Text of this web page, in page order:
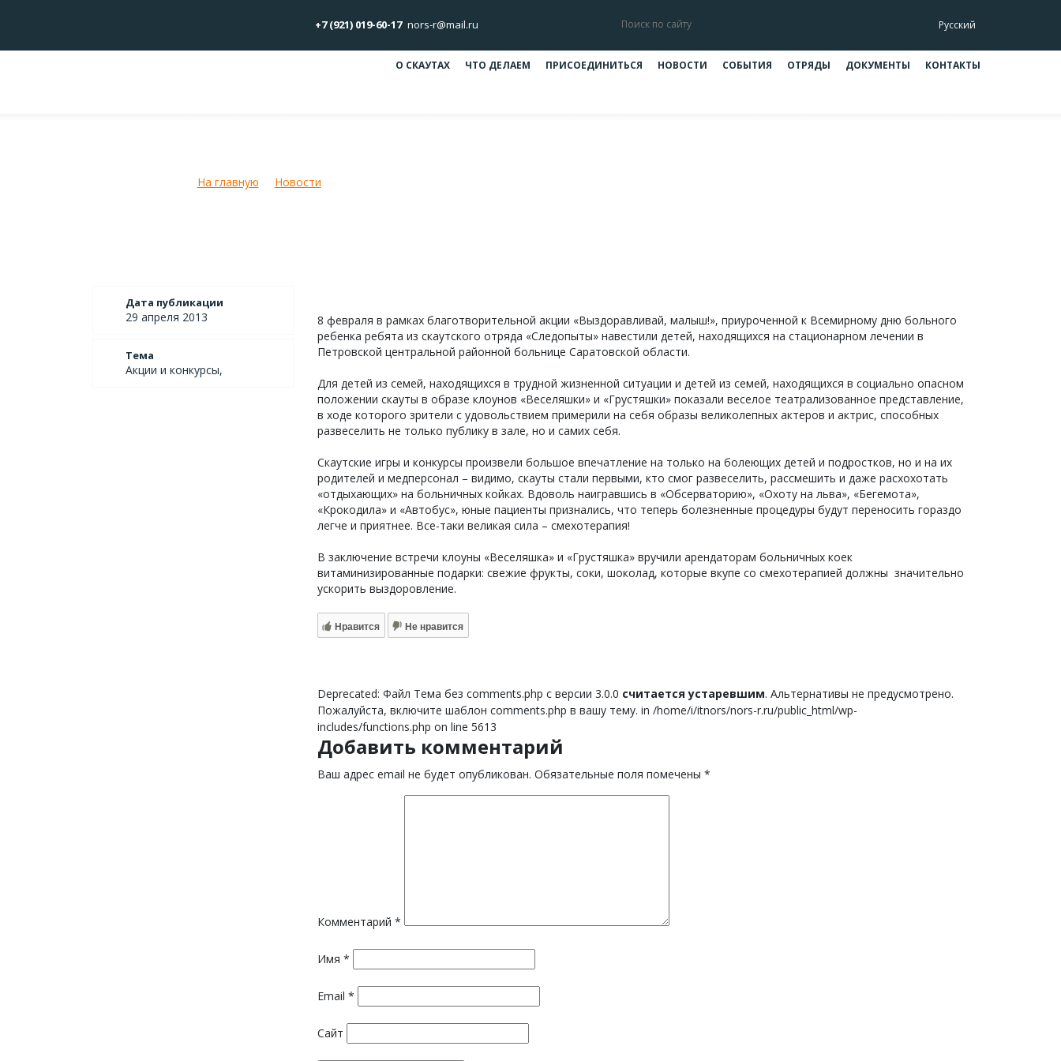
+7 (921) 019-60-17 nors-r@mail.ru Русский
О СКАУТАХ ЧТО ДЕЛАЕМ ПРИСОЕДИНИТЬСЯ НОВОСТИ СОБЫТИЯ ОТРЯДЫ ДОКУМЕНТЫ КОНТАКТЫ
На главную Новости
Дата публикации
29 апреля 2013
Тема
Акции и конкурсы,
8 февраля в рамках благотворительной акции «Выздоравливай, малыш!», приуроченной к Всемирному дню больного
ребенка ребята из скаутского отряда «Следопыты» навестили детей, находящихся на стационарном лечении в
Петровской центральной районной больнице Саратовской области.
Для детей из семей, находящихся в трудной жизненной ситуации и детей из семей, находящихся в социально опасном
положении скауты в образе клоунов «Веселяшки» и «Грустяшки» показали веселое театрализованное представление,
в ходе которого зрители с удовольствием примерили на себя образы великолепных актеров и актрис, способных
развеселить не только публику в зале, но и самих себя.
Скаутские игры и конкурсы произвели большое впечатление на только на болеющих детей и подростков, но и на их
родителей и медперсонал – видимо, скауты стали первыми, кто смог развеселить, рассмешить и даже расхохотать
«отдыхающих» на больничных койках. Вдоволь наигравшись в «Обсерваторию», «Охоту на льва», «Бегемота»,
«Крокодила» и «Автобус», юные пациенты признались, что теперь болезненные процедуры будут переносить гораздо
легче и приятнее. Все-таки великая сила – смехотерапия!
В заключение встречи клоуны «Веселяшка» и «Грустяшка» вручили арендаторам больничных коек
витаминизированные подарки: свежие фрукты, соки, шоколад, которые вкупе со смехотерапией должны значительно
ускорить выздоровление.
Нравится Не нравится
Deprecated: Файл Тема без comments.php с версии 3.0.0 считается устаревшим. Альтернативы не предусмотрено.
Пожалуйста, включите шаблон comments.php в вашу тему. in /home/i/itnors/nors-r.ru/public_html/wp-
includes/functions.php on line 5613
Добавить комментарий
Ваш адрес email не будет опубликован. Обязательные поля помечены *
Комментарий *
Имя *
Email *
Сайт